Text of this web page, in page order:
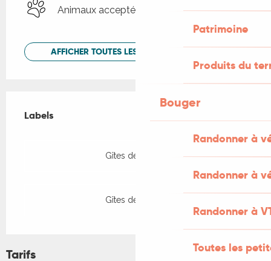
Patrimoine
Produits du
Bouger
Randonner à
Randonner à
Randonner à
Toutes les
Animaux acceptés
AFFICHER TOUTES LES PRESTATIONS
Labels
Labels
Gîtes de France
Gîtes de France
Tarifs